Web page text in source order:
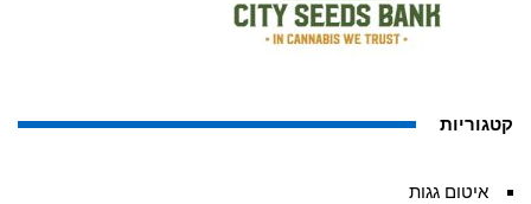
קטגוריות
איטום גגות